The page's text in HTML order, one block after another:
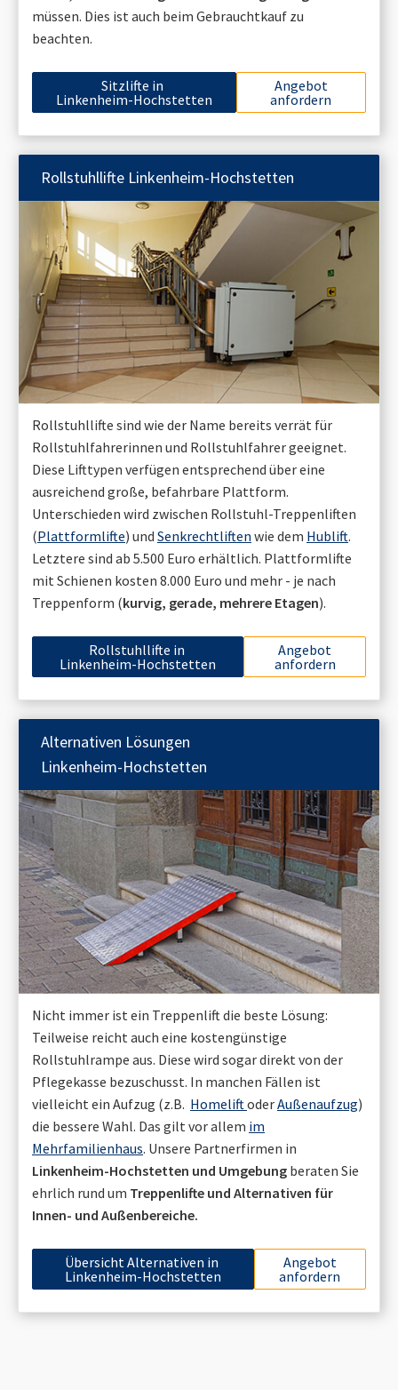
müssen. Dies ist auch beim Gebrauchtkauf zu
beachten.
Sitzlifte in
Linkenheim-Hochstetten
Angebot
anfordern
Rollstuhllifte Linkenheim-Hochstetten
Rollstuhllifte sind wie der Name bereits verrät für
Rollstuhlfahrerinnen und Rollstuhlfahrer geeignet.
Diese Lifttypen verfügen entsprechend über eine
ausreichend große, befahrbare Plattform.
Unterschieden wird zwischen Rollstuhl-Treppenliften
(Plattformlifte) und Senkrechtliften wie dem Hublift.
Letztere sind ab 5.500 Euro erhältlich. Plattformlifte
mit Schienen kosten 8.000 Euro und mehr - je nach
Treppenform (kurvig, gerade, mehrere Etagen).
Rollstuhllifte in
Linkenheim-Hochstetten
Angebot
anfordern
Alternativen Lösungen
Linkenheim-Hochstetten
Nicht immer ist ein Treppenlift die beste Lösung:
Teilweise reicht auch eine kostengünstige
Rollstuhlrampe aus. Diese wird sogar direkt von der
Pflegekasse bezuschusst. In manchen Fällen ist
vielleicht ein Aufzug (z.B. HomeliftoderAußenaufzug)
die bessere Wahl. Das gilt vor allem im
Mehrfamilienhaus. Unsere Partnerfirmen in
Linkenheim-Hochstetten und Umgebung beraten Sie
ehrlich rund um Treppenlifte und Alternativen für
Innen- und Außenbereiche.
Übersicht Alternativen in
Linkenheim-Hochstetten
Angebot
anfordern